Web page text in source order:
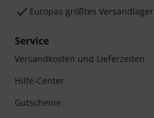
Europas größtes Versandlager
Service
Versandkosten und Lieferzeiten
Hilfe-Center
Gutscheine